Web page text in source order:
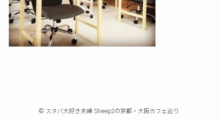
© スタバ大好き夫婦 Sheep2の京都・大阪カフェ巡り.